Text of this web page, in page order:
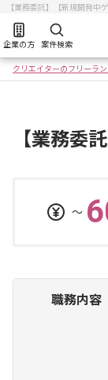
【業務委託】【新規開発中
企業の方 案件検索
クリエイターのフリーラ
【業務委
〜
職務内容